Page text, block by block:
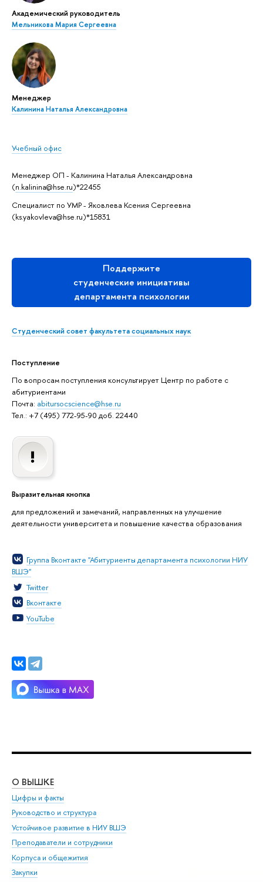
Академический руководитель
Мельникова Мария Сергеевна
Менеджер
Калинина Наталья Александровна
Учебный офис
Менеджер ОП - Калинина Наталья Александровна
(n.kalinina@hse.ru)*22455
Специалист по УМР - Яковлева Ксения Сергеевна
(ks.yakovleva@hse.ru)*15831
Поддержите
студенческие инициативы
департамента психологии
Студенческий совет факультета социальных наук
Поступление
По вопросам поступления консультирует Центр по работе с
абитуриентами
Почта: abitursocscience@hse.ru
Тел.: +7 (495) 772-95-90 доб. 22440
Выразительная кнопка
для предложений и замечаний, направленных на улучшение
деятельности университета и повышение качества образования
Группа Вконтакте "Абитуриенты департамента психологии НИУ
ВШЭ"
Twitter
Вконтакте
YouTube
О ВЫШКЕ
Цифры и факты
Руководство и структура
Устойчивое развитие в НИУ ВШЭ
Преподаватели и сотрудники
Корпуса и общежития
Закупки